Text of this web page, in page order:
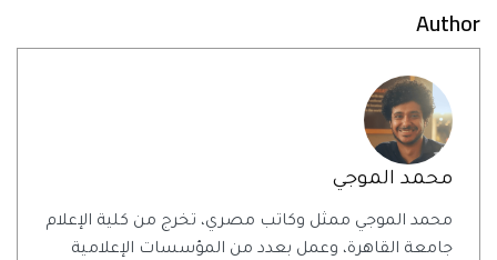
Author
محمد الموجي
محمد الموجي ممثل وكاتب مصري، تخرج من كلية الإعلام
جامعة القاهرة، وعمل بعدد من المؤسسات الإعلامية